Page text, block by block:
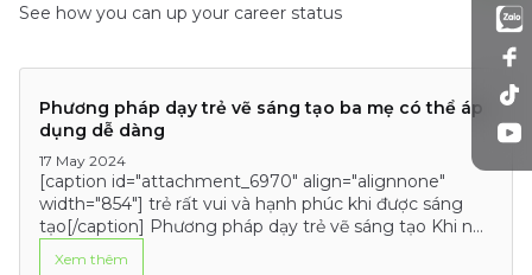
See how you can up your career status
Phương pháp dạy trẻ vẽ sáng tạo ba mẹ có thể áp
dụng dễ dàng
17 May 2024
[caption id="attachment_6970" align="alignnone"
width="854"] trẻ rất vui và hạnh phúc khi được sáng
tạo[/caption] Phương pháp dạy trẻ vẽ sáng tạo Khi nói
Xem thêm